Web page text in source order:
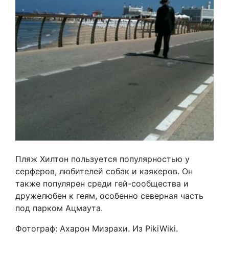
Пляж Хилтон пользуется популярностью у
серферов, любителей собак и каякеров. Он
также популярен среди гей-сообщества и
дружелюбен к геям, особенно северная часть
под парком Ацмаута.
Фотограф: Ахарон Мизрахи. Из PikiWiki.